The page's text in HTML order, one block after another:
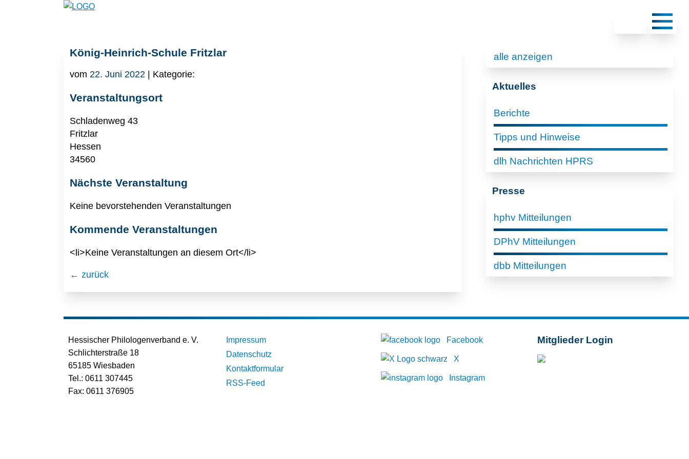
König-Heinrich-Schule Fritzlar
vom 22. Juni 2022 | Kategorie:
Veranstaltungsort
Schladenweg 43
Fritzlar
Hessen
34560
Nächste Veranstaltung
Keine bevorstehenden Veranstaltungen
Kommende Veranstaltungen
<li>Keine Veranstaltungen an diesem Ort</li>
← zurück
alle anzeigen
Aktuelles
Berichte
Tipps und Hinweise
dlh Nachrichten HPRS
Presse
hphv Mitteilungen
DPhV Mitteilungen
dbb Mitteilungen
Hessischer Philologenverband e. V.
Schlichterstraße 18
65185 Wiesbaden
Tel.: 0611 307445
Fax: 0611 376905
Impressum
Datenschutz
Kontaktformular
RSS-Feed
Facebook
X
Instagram
Mitglieder Login